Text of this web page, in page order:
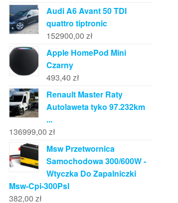
Audi A6 Avant 50 TDI
quattro tiptronic
152900,00 zł
Apple HomePod Mini
Czarny
493,40 zł
Renault Master Raty
Autolaweta tyko 97.232km
...
136999,00 zł
Msw Przetwornica
Samochodowa 300/600W -
Wtyczka Do Zapalniczki
Msw-Cpi-300Psl
382,00 zł